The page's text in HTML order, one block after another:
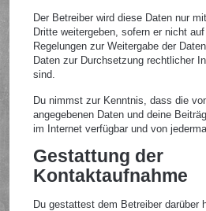
Der Betreiber wird diese Daten nur
Dritte weitergeben, sofern er nicht
Regelungen zur Weitergabe der
Daten zur Durchsetzung rechtlicher
sind.
Du nimmst zur Kenntnis, dass die
angegebenen Daten und deine
im Internet verfügbar und von
Gestattung der
Kontaktaufnahme
Du gestattest dem Betreiber darüber